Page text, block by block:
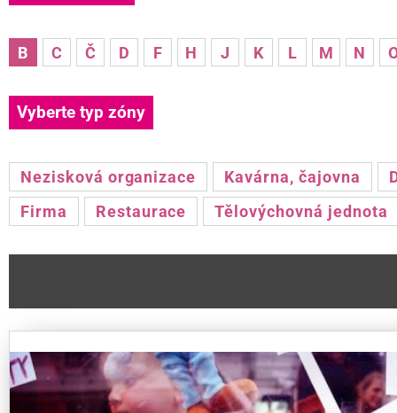
B C Č D F H J K L M N
Vyberte typ zóny
Nezisková organizace Kavárna, čajovna
Firma
Restaurace Tělovýchovná jednota